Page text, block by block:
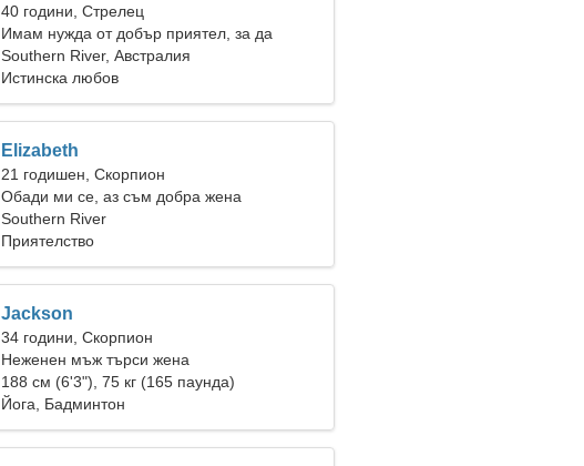
40 години, Стрелец
Имам нужда от добър приятел, за да
пътуваме заедно
Southern River, Австралия
Истинска любов
Elizabeth
21 годишен, Скорпион
Обади ми се, аз съм добра жена
Southern River
Приятелство
Jackson
34 години, Скорпион
Неженен мъж търси жена
188 см (6'3"), 75 кг (165 паунда)
Йога, Бадминтон